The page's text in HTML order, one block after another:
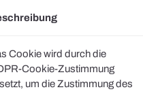
Cookie wird durch die
Cookie-Zustimmung
um die Zustimmung des